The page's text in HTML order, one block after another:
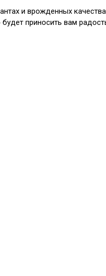
и врожденных
приносить вам